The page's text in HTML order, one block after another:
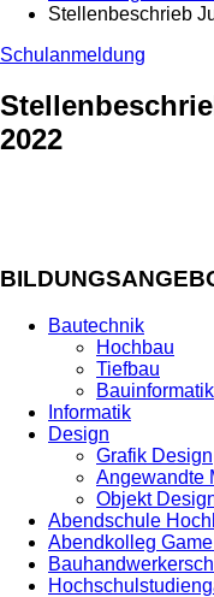
Stellenbeschrieb
Schulanmeldung
2022
Bautechnik
Hochbau
Tiefbau
Bauinformatik
Informatik
Design
Grafik Design
Angewandte
Objekt
Abendschule
Abendkolleg